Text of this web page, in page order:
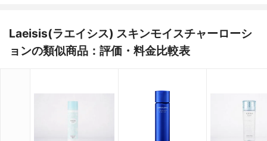
Laeisis(ラエイシス) スキンモイスチャーローシ
ョンの類似商品：評価・料金比較表